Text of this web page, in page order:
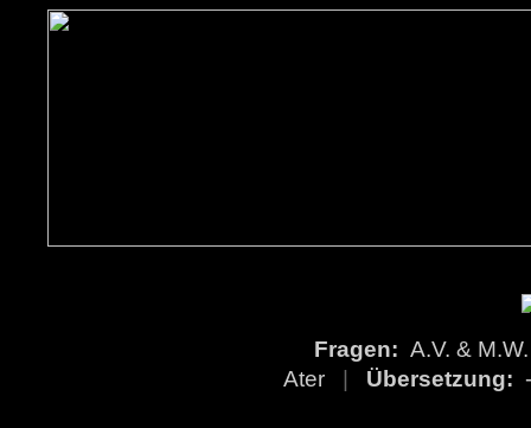
Fragen: A.V. &
Ater
Übersetzung: